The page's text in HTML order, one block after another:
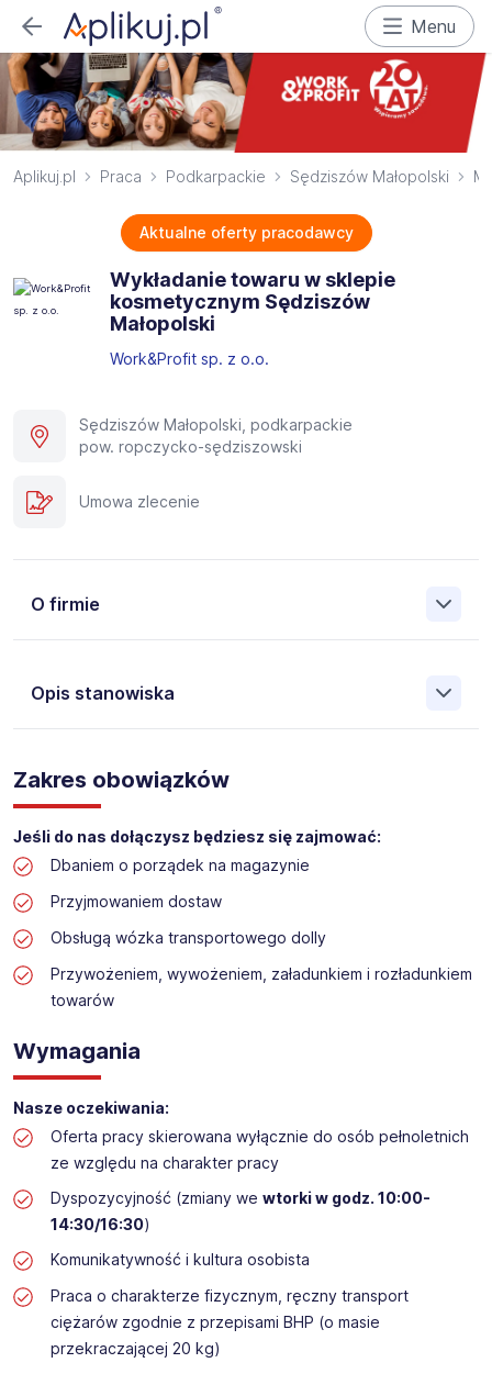
Menu
Aplikuj.pl Praca Podkarpackie Sędziszów Małopolski
Aktualne oferty pracodawcy
Wykładanie towaru w sklepie
kosmetycznym Sędziszów
Małopolski
Work&Profit sp. z o.o.
Sędziszów Małopolski, podkarpackie
pow. ropczycko-sędziszowski
Umowa zlecenie
O firmie
Opis stanowiska
Pośrednictwa Pracy i Doradztwa Personalnego Work &
Profit jest obecnie jedną z największych niezależnych
polskich agencji zatrudnienia. W ciągu wielu lat naszej
działalności daliśmy pracę przeszło 50 000 pracowników
w całym kraju. Skutecznie znajdujemy pracowników dla
największych firm, jak również małych rodzinnych
przedsiębiorstw w Polsce. Agencja jest wpisana pod nr
stanowisko:
WYKŁADANIE TOWARU w sklepie kosmetycznym
Lokalizacja:
Zakres obowiązków
Jeśli do nas dołączysz będziesz się zajmować:
Dbaniem o porządek na magazynie
Przyjmowaniem dostaw
Obsługą wózka transportowego dolly
Przywożeniem, wywożeniem, załadunkiem i rozładunkiem
towarów
Wymagania
Nasze oczekiwania:
Oferta pracy skierowana wyłącznie do osób pełnoletnich
ze względu na charakter pracy
Dyspozycyjność (zmiany we wtorki w godz. 10:00-
14:30/16:30)​
Komunikatywność i kultura osobista
Praca o charakterze fizycznym, ręczny transport
ciężarów zgodnie z przepisami BHP (o masie
przekraczającej 20 kg)